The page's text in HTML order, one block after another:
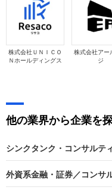
株式会社ＵＮＩＣＯ
Ｎホールディングス
株式会社アー
ジ
他の業界から企業を
シンクタンク・コンサルテ
外資系金融・証券／コンサ